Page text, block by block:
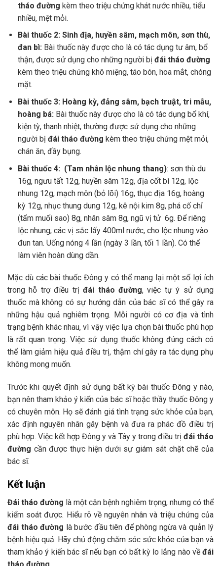
tháo đường kèm theo triệu chứng khát nước nhiều, tiểu
nhiều, mệt mỏi.
Bài thuốc 2: Sinh địa, huyền sâm, mạch môn, sơn thù,
đan bì:Bài thuốc này được cho là có tác dụng tư âm, bổ
thận, được sử dụng cho những người bị đái tháo đường
kèm theo triệu chứng khô miệng, táo bón, hoa mắt, chóng
mặt.
Bài thuốc 3: Hoàng kỳ, đảng sâm, bạch truật, tri mẫu,
hoàng bá:Bài thuốc này được cho là có tác dụng bổ khí,
kiện tỳ, thanh nhiệt, thường được sử dụng cho những
người bị đái tháo đường kèm theo triệu chứng mệt mỏi,
chán ăn, đầy bụng.
Bài thuốc 4: (Tam nhân lộc nhung thang): sơn thù du
16g, ngưu tất 12g, huyền sâm 12g, địa cốt bì 12g, lộc
nhung 12g, mạch môn (bỏ lõi) 16g, thục địa 16g, hoàng
kỳ 12g, nhục thung dung 12g, kê nội kim 8g, phá cố chỉ
(tẩm muối sao) 8g, nhân sâm 8g, ngũ vị tử 6g. Để riêng
lộc nhung; các vị sắc lấy 400ml nước, cho lộc nhung vào
đun tan. Uống nóng 4 lần (ngày 3 lần, tối 1 lần). Có thể
làm viên hoàn dùng dần.
Mặc dù các bài thuốc Đông y có thể mang lại một số lợi ích
trong hỗ trợ điều trịđái tháo đường, việc tự ý sử dụng
thuốc mà không có sự hướng dẫn của bác sĩ có thể gây ra
những hậu quả nghiêm trọng. Mỗi người có cơ địa và tình
trạng bệnh khác nhau, vì vậy việc lựa chọn bài thuốc phù hợp
là rất quan trọng. Việc sử dụng thuốc không đúng cách có
thể làm giảm hiệu quả điều trị, thậm chí gây ra tác dụng phụ
không mong muốn.
Trước khi quyết định sử dụng bất kỳ bài thuốc Đông y nào,
bạn nên tham khảo ý kiến của bác sĩ hoặc thầy thuốc Đông y
có chuyên môn. Họ sẽ đánh giá tình trạng sức khỏe của bạn,
xác định nguyên nhân gây bệnh và đưa ra phác đồ điều trị
phù hợp. Việc kết hợp Đông y và Tây y trong điều trị đái tháo
đường cần được thực hiện dưới sự giám sát chặt chẽ của
bác sĩ.
Kết luận
Đái tháo đường là một căn bệnh nghiêm trọng, nhưng có thể
kiểm soát được. Hiểu rõ về nguyên nhân và triệu chứng của
đái tháo đường là bước đầu tiên để phòng ngừa và quản lý
bệnh hiệu quả. Hãy chủ động chăm sóc sức khỏe của bạn và
tham khảo ý kiến bác sĩ nếu bạn có bất kỳ lo lắng nào về đái